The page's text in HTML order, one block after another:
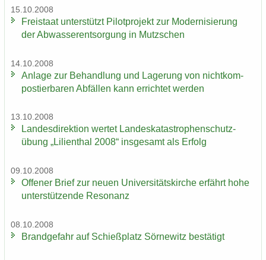
15.10.2008
Frei­staat un­ter­stützt Pi­lot­pro­jekt zur Mo­der­ni­sie­rung
der Ab­was­ser­ent­sor­gung in Mutz­schen
14.10.2008
An­la­ge zur Be­hand­lung und La­ge­rung von nicht­kom­
pos­tier­ba­ren Ab­fäl­len kann er­rich­tet wer­den
13.10.2008
Lan­des­di­rek­ti­on wer­tet Lan­des­ka­ta­stro­phen­schutz­
übung „Li­li­en­thal 2008“ ins­ge­samt als Er­folg
09.10.2008
Of­fe­ner Brief zur neuen Uni­ver­si­täts­kir­che er­fährt hohe
un­ter­stüt­zen­de Re­so­nanz
08.10.2008
Brand­ge­fahr auf Schieß­platz Sör­ne­witz be­stä­tigt